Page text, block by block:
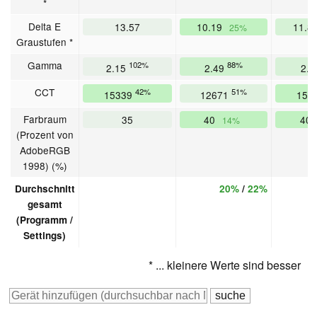
Delta E
Graustufen *
13.57 10.19 25%
Gamma 2.15 102% 2.49 88%
CCT
15339 42% 12671 51%
Farbraum
(Prozent von
AdobeRGB
1998) (%)
35 40 14% 40
Durchschnitt
gesamt
(Programm /
Settings)
20%/ 22%
* ... kleinere Werte sind besser